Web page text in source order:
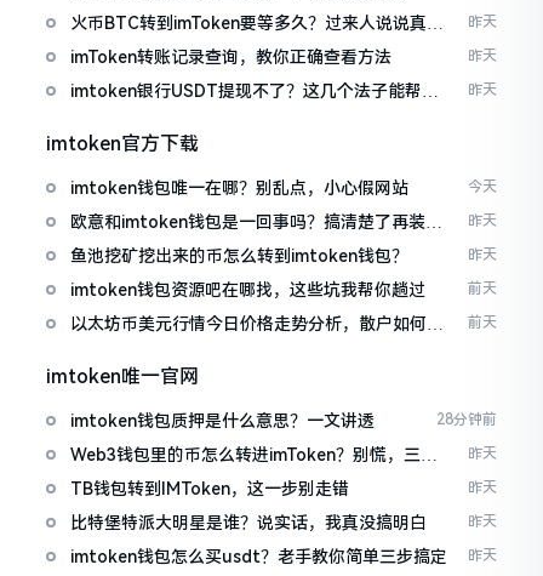
火币BTC转到imToken要等多久？过来人说说真实
情况
昨天
imToken转账记录查询，教你正确查看方法 昨天
imtoken银行USDT提现不了？这几个法子能帮你
昨天
imtoken官方下载
imtoken钱包唯一在哪？别乱点，小心假网站 今天
欧意和imtoken钱包是一回事吗？搞清楚了再装钱
包
昨天
鱼池挖矿挖出来的币怎么转到imtoken钱包？ 昨天
imtoken钱包资源吧在哪找，这些坑我帮你趟过 前天
以太坊币美元行情今日价格走势分析，散户如何避
前天
imtoken唯一官网
imtoken钱包质押是什么意思？一文讲透 28分钟前
Web3钱包里的币怎么转进imToken？别慌，三步
搞定
昨天
TB钱包转到IMToken，这一步别走错 昨天
比特堡特派大明星是谁？说实话，我真没搞明白 昨天
imtoken钱包怎么买usdt？老手教你简单三步搞定 昨天